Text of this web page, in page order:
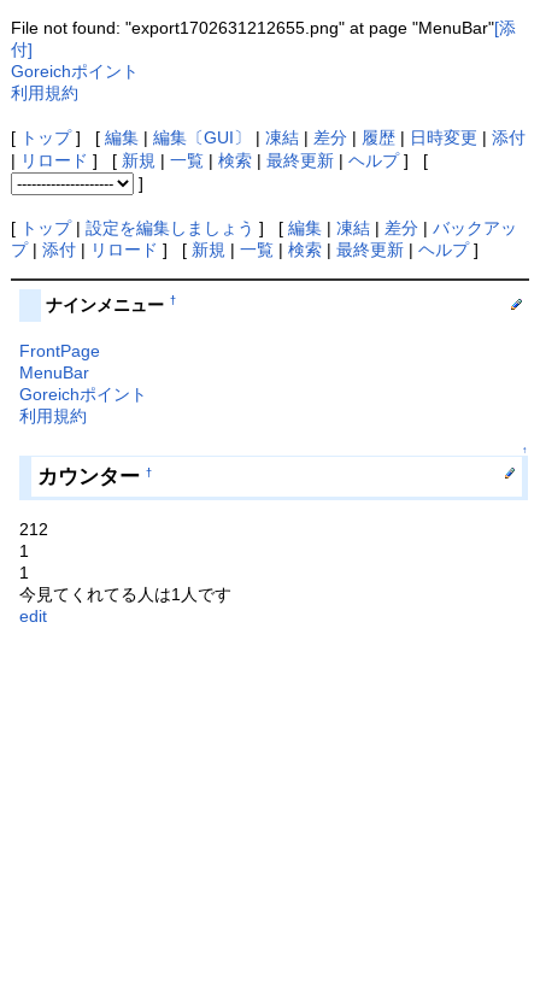
File not found: "export1702631212655.png" at page "MenuBar"[添
付]
Goreichポイント
利用規約
[ トップ] [ 編集| 編集〔GUI〕 | 凍結| 差分| 履歴| 日時変更 | 添付
| リロード ] [ 新規 | 一覧| 検索| 最終更新| ヘルプ] [
]
[ トップ| 設定を編集しましょう ] [ 編集| 凍結| 差分| バックアッ
プ| 添付| リロード ] [ 新規 | 一覧| 検索| 最終更新| ヘルプ]
ナインメニュー †
FrontPage
MenuBar
Goreichポイント
利用規約
↑
カウンター †
212
1
1
今見てくれてる人は1人です
edit